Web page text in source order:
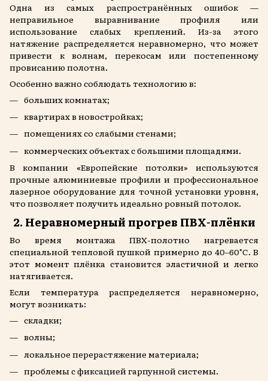
Одна из самых распространённых ошибок —
неправильное выравнивание профиля или
использование слабых креплений. Из-за этого
натяжение распределяется неравномерно, что может
привести к волнам, перекосам или постепенному
провисанию полотна.
Особенно важно соблюдать технологию в:
больших комнатах;
квартирах в новостройках;
помещениях со слабыми стенами;
коммерческих объектах с большими площадями.
В компании «Европейские потолки» используются
прочные алюминиевые профили и профессиональное
лазерное оборудование для точной установки уровня,
что позволяет получить идеально ровный потолок.
2. Неравномерный прогрев ПВХ-плёнки
Во время монтажа ПВХ-полотно нагревается
специальной тепловой пушкой примерно до 40–60°C. В
этот момент плёнка становится эластичной и легко
натягивается.
Если температура распределяется неравномерно,
могут возникать:
складки;
волны;
локальное перерастяжение материала;
проблемы с фиксацией гарпунной системы.